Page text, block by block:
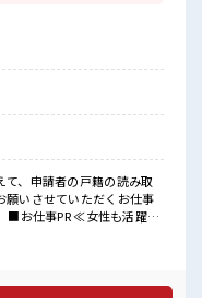
！
、
きましょう！
のはウレシイPoint☆
、申請者の戸籍の読み取
願いさせていただくお仕事
迎です！ ≪時間にメリハ
もUP≫ 派手過ぎなければ髪